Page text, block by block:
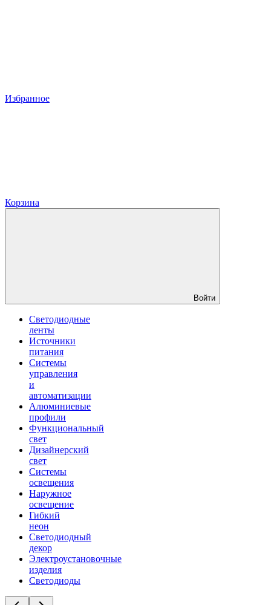
Избранное
Корзина
Войти
Светодиодные
ленты
Источники
питания
Системы
управления
и
автоматизации
Алюминиевые
профили
Функциональный
свет
Дизайнерский
свет
Системы
освещения
Наружное
освещение
Гибкий
неон
Светодиодный
декор
Электроустановочные
изделия
Светодиоды